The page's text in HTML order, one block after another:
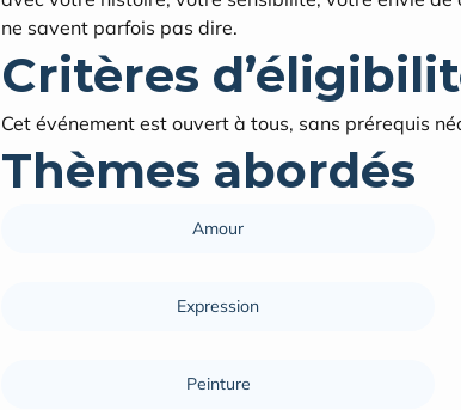
ne savent parfois pas dire.
Critères
Cet événement est ouvert à tous, sans prérequis
Thèmes abordés
Amour
Expression
Peinture